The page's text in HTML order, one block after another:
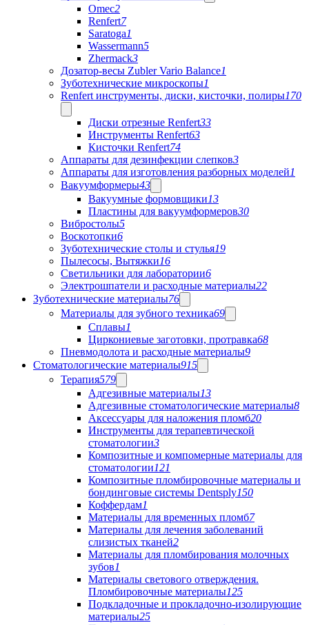
Omec2
Renfert7
Saratoga1
Wassermann5
Zhermack3
Дозатор-весы Zubler Vario Balance1
Зуботехнические микроскопы1
Renfert инструменты, диски, кисточки, полиры170
Диски отрезные Renfert33
Инструменты Renfert63
Кисточки Renfert74
Аппараты для дезинфекции слепков3
Аппараты для изготовления разборных моделей1
Вакуумформеры43
Вакуумные формовщики13
Пластины для вакуумформеров30
Вибростолы5
Воскотопки6
Зуботехнические столы и стулья19
Пылесосы, Вытяжки16
Светильники для лаборатории6
Электрошпатели и расходные материалы22
Зуботехнические материалы76
Материалы для зубного техника69
Сплавы1
Циркониевые заготовки, протравка68
Пневмодолота и расходные материалы9
Стоматологические материалы915
Терапия579
Адгезивные материалы13
Адгезивные стоматологические материалы8
Аксессуары для наложения пломб20
Инструменты для терапевтической
стоматологии3
Композитные и компомерные материалы для
стоматологии121
Композитные пломбировочные материалы и
бондинговые системы Dentsply150
Коффердам1
Материалы для временных пломб7
Материалы для лечения заболеваний
слизистых тканей2
Материалы для пломбирования молочных
зубов1
Материалы светового отверждения.
Пломбировочные материалы125
Подкладочные и прокладочно-изолирующие
материалы25